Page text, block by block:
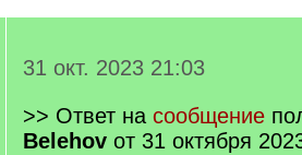
31 окт. 2023 21:03
>> Ответ на сообщение
Belehov от 31 октября